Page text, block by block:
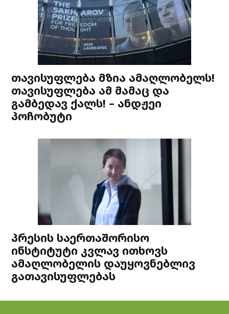
თავისუფლება მზია ამაღლობელს!
თავისუფლება ამ მამაც და
გამბედავ ქალს! – ანდჟეი
პოჩობუტი
პრესის საერთაშორისო
ინსტიტუტი კვლავ ითხოვს
ამაღლობელის დაუყოვნებლივ
გათავისუფლებას